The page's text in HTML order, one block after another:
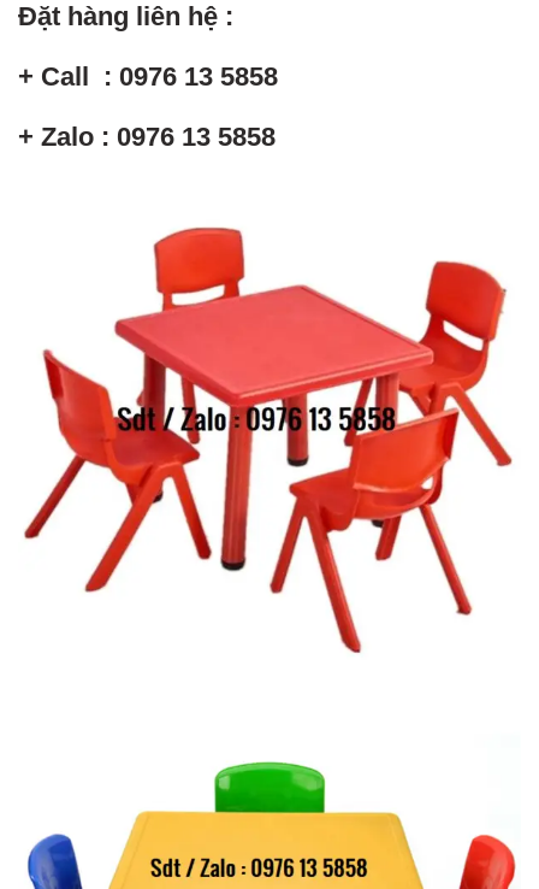
Đặt hàng liên hệ :
+ Call : 0976 13 5858
+ Zalo : 0976 13 5858